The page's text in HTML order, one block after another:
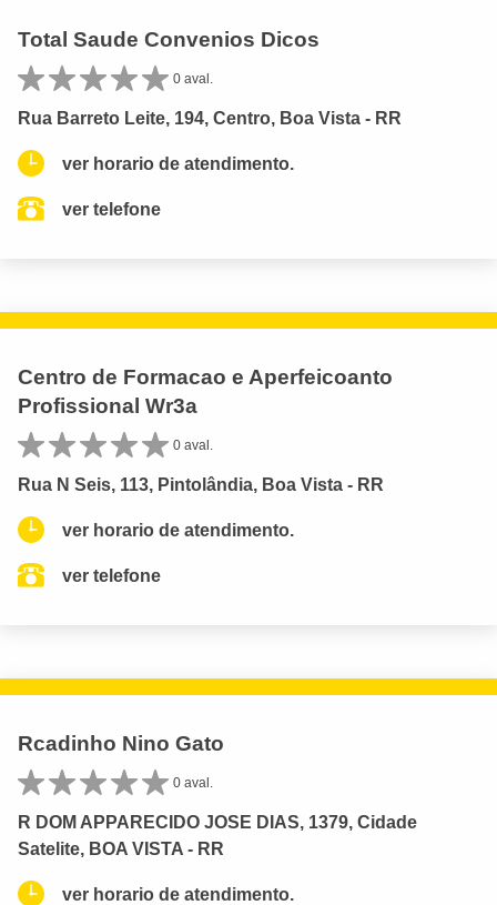
Total Saude Convenios Dicos
0 aval.
Rua Barreto Leite, 194, Centro, Boa Vista - RR
ver horario de atendimento.
ver telefone
Centro de Formacao e Aperfeicoanto
Profissional Wr3a
0 aval.
Rua N Seis, 113, Pintolândia, Boa Vista - RR
ver horario de atendimento.
ver telefone
Rcadinho Nino Gato
0 aval.
R DOM APPARECIDO JOSE DIAS, 1379, Cidade
Satelite, BOA VISTA - RR
ver horario de atendimento.